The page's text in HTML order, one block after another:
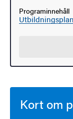
Programinnehåll
Utbildningsplan
Kort om